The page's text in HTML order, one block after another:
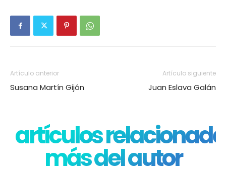
Artículo anterior
Susana Martín Gijón
Artículo siguiente
Juan Eslava Galán
artículos
más del autor